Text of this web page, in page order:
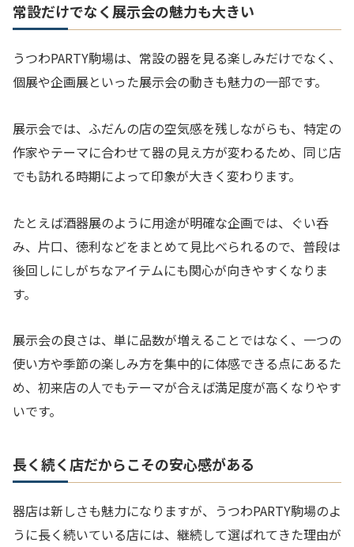
常設だけでなく展示会の魅力も大きい
うつわPARTY駒場は、常設の器を見る楽しみだけでなく、
個展や企画展といった展示会の動きも魅力の一部です。
展示会では、ふだんの店の空気感を残しながらも、特定の
作家やテーマに合わせて器の見え方が変わるため、同じ店
でも訪れる時期によって印象が大きく変わります。
たとえば酒器展のように用途が明確な企画では、ぐい呑
み、片口、徳利などをまとめて見比べられるので、普段は
後回しにしがちなアイテムにも関心が向きやすくなりま
す。
展示会の良さは、単に品数が増えることではなく、一つの
使い方や季節の楽しみ方を集中的に体感できる点にあるた
め、初来店の人でもテーマが合えば満足度が高くなりやす
いです。
長く続く店だからこその安心感がある
器店は新しさも魅力になりますが、うつわPARTY駒場のよ
うに長く続いている店には、継続して選ばれてきた理由が